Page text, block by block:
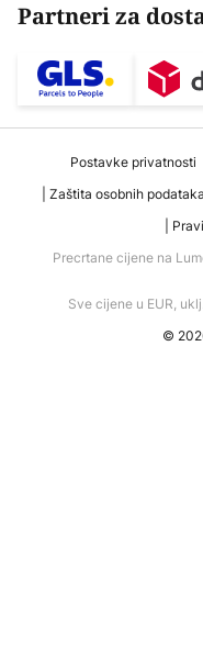
Partneri za
Postavke privatnosti
Zaštita osobnih podataka
Precrtane cijene na
Sve cijene u EUR,
©